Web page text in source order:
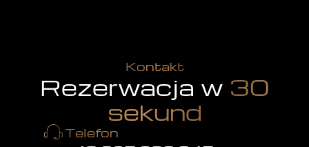
Kontakt
Rezerwacja w 30
sekund
Telefon